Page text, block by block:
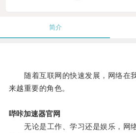
简介
随着互联网的快速发展，网络在
来越重要的角色。
哔咔加速器官网
无论是工作、学习还是娱乐，网